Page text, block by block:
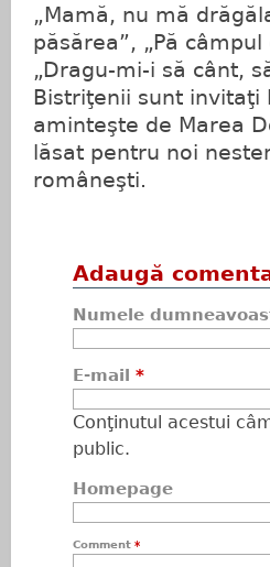
„Mamă, nu mă
păsărea”, „Pă
„Dragu-mi-i să cânt,
Bistriţenii sunt invitaţi
aminteşte de Marea
lăsat pentru noi
româneşti.
Adaugă
Numele
E-mail *
Conţinutul acestui
public.
Homepage
Comment *